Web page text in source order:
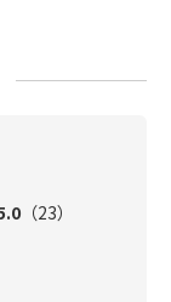
（23）